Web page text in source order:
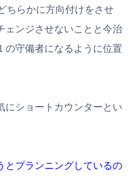
ちらかに方向付けをさせ
ェンジさせないことと今治
の守備者になるように位置
にショートカウンターとい
とプランニングしているの